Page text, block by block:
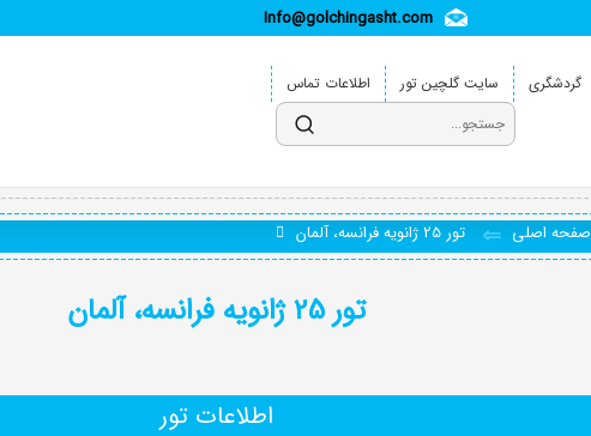
Info@golchingasht.com
گردشگری سایت گلچین تور اطلاعات تماس
صفحه اصلی تور 25 ژانویه فرانسه، آلمان
تور 25 ژانویه فرانسه، آلمان
اطلاعات تور